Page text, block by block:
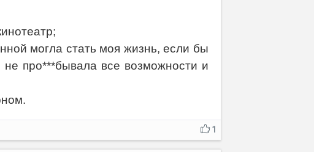
могла стать моя жизнь, если бы
про***бывала все возможности и
1